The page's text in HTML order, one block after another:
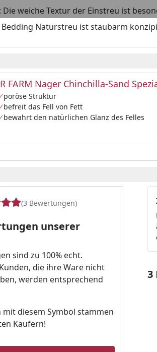
: Die weiche Textur der Einstreu ist
Bedding Naturstreu ist staubarm
FARM Nager Chinchilla-Sand
poröse Struktur
befreit das Fell von Fett
bewahrt den natürlichen Glanz des Felles
(3 Bewertungen)
unserer
sind zu 100% echt.
die ihre Ware nicht
werden entsprechend
diesem Symbol stammen
Käufern!
3